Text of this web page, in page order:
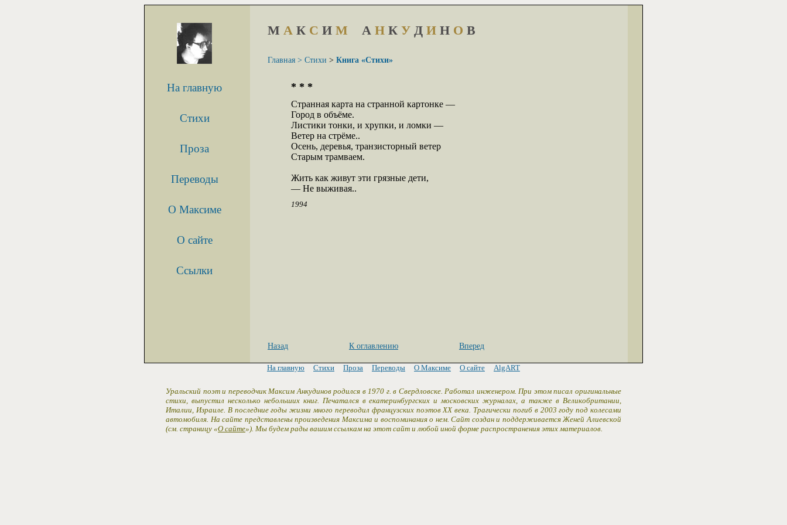
На главную
Стихи
Проза
Переводы
О Максиме
О сайте
Ссылки
М А К С И М А Н К У Д И Н О В
Главная > Стихи > Книга «Стихи»
* * *
Странная карта на странной картонке —
Город в объёме.
Листики тонки, и хрупки, и ломки —
Ветер на стрёме..
Осень, деревья, транзисторный ветер
Старым трамваем.
Жить как живут эти грязные дети,
— Не выживая..
1994
Назад К оглавлению Вперед
На главную Стихи Проза Переводы О Максиме О сайте AlgART
Уральский поэт и переводчик Максим Анкудинов родился в 1970 г. в Свердловске. Работал инженером. При этом писал оригинальные
стихи, выпустил несколько небольших книг. Печатался в екатеринбургских и московских журналах, а также в Великобритании,
Италии, Израиле. В последние годы жизни много переводил французских поэтов XX века. Трагически погиб в 2003 году под колесами
автомобиля. На сайте представлены произведения Максима и воспоминания о нем. Сайт создан и поддерживается Женей Алиевской
(см. страницу «О сайте»). Мы будем рады вашим ссылкам на этот сайт и любой иной форме распространения этих материалов.